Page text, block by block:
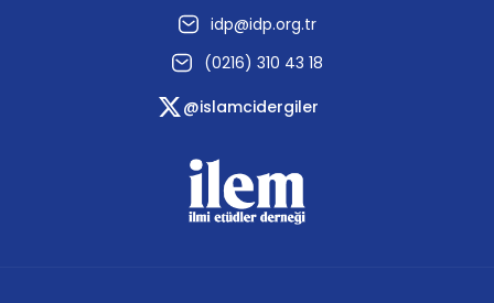
idp@idp.org.tr
(0216) 310 43 18
@islamcidergiler